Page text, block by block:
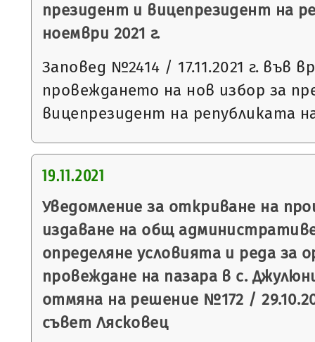
президент и вицепрезидент на
ноември 2021 г.
Заповед №2414 / 17.11.2021 г. във
провеждането на нов избор за
вицепрезидент на републиката
19.11.2021
Уведомление за откриване на
издаване на общ
определяне условията и реда за
провеждане на пазара в с.
отмяна на решение №172 /
съвет Лясковец